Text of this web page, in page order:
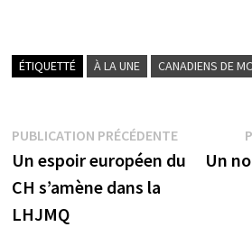
ÉTIQUETTÉ À LA UNE CANADIENS DE
Navigation
de
l’article
PUBLICATION PRÉCÉDENTEPublication
Un espoir européen du
CH s’amène dans la
LHJMQ
Un